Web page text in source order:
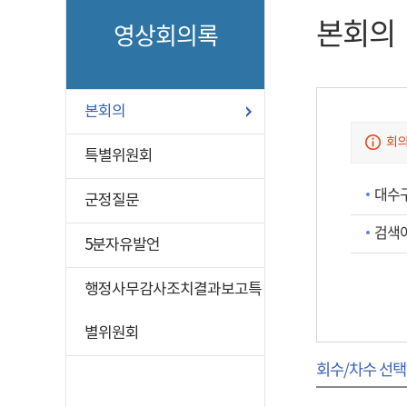
영상회의록
본회의
특별위원회
군정질문
5분자유발언
행정사무감사조치결과보고특
별위원회
본회의
회
대수
검색
회수/차수 선택